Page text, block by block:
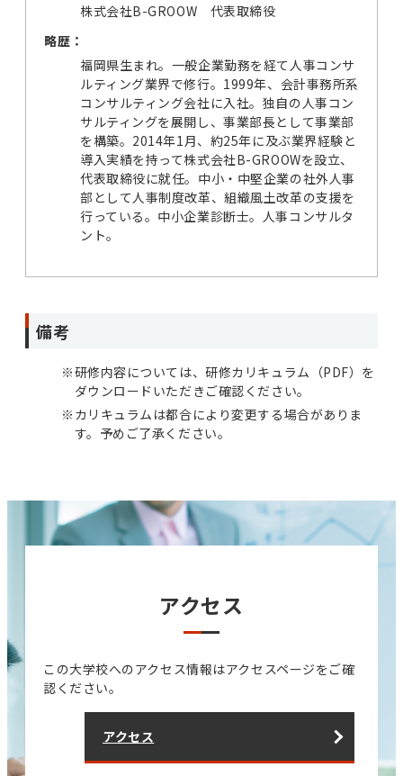
株式会社B-GROOW 代表取締役
略歴：
福岡県生まれ。一般企業勤務を経て人事コンサ
ルティング業界で修行。1999年、会計事務所系
コンサルティング会社に入社。独自の人事コン
サルティングを展開し、事業部長として事業部
を構築。2014年1月、約25年に及ぶ業界経験と
導入実績を持って株式会社B-GROOWを設立、
代表取締役に就任。中小・中堅企業の社外人事
部として人事制度改革、組織風土改革の支援を
行っている。中小企業診断士。人事コンサルタ
ント。
備考
※研修内容については、研修カリキュラム（PDF）を
ダウンロードいただきご確認ください。
※ カリキュラムは都合により変更する場合がありま
す。予めご了承ください。
アクセス
この大学校へのアクセス情報はアクセスページをご確
認ください。
アクセス